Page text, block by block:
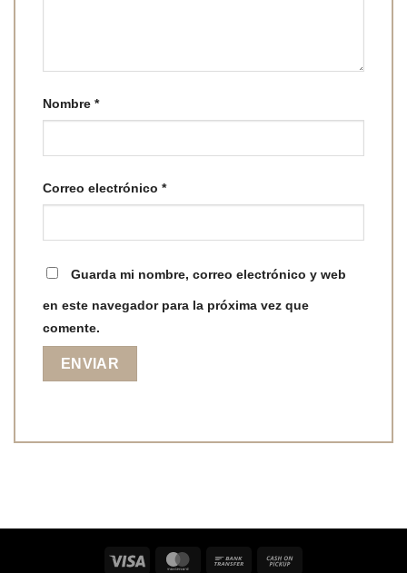
Nombre *
Correo electrónico *
Guarda mi nombre, correo electrónico y web
en este navegador para la próxima vez que
comente.
Visa MasterCardBank